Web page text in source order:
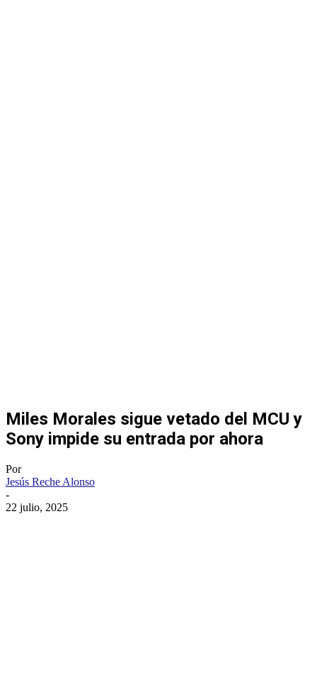
Miles Morales sigue vetado del MCU y
Sony impide su entrada por ahora
Por
Jesús Reche Alonso
-
22 julio, 2025